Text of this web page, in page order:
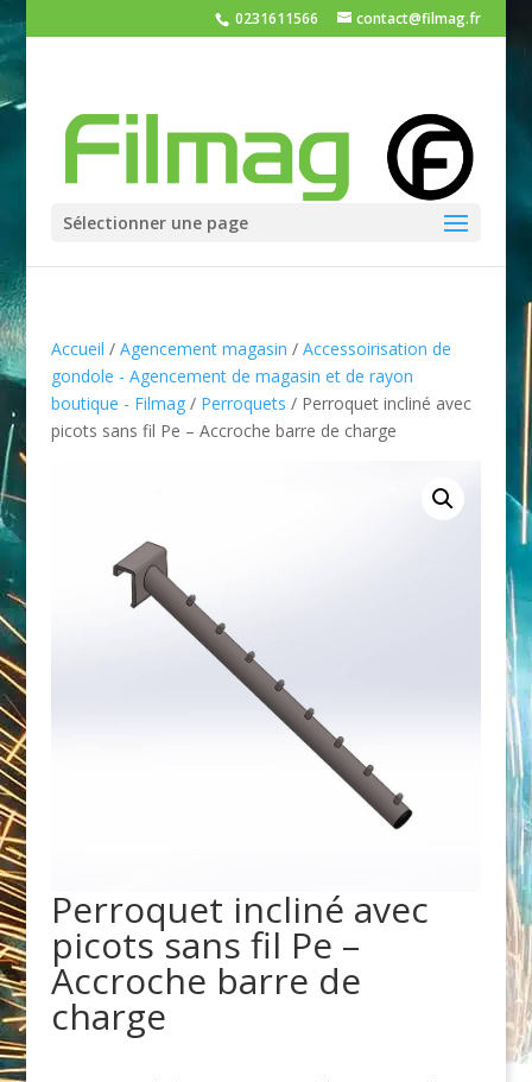
0231611566 contact@filmag.fr
Sélectionner une page
Accueil / Agencement magasin / Accessoirisation de
gondole - Agencement de magasin et de rayon
boutique - Filmag/ Perroquets / Perroquet incliné avec
picots sans fil Pe – Accroche barre de charge
Perroquet incliné avec
picots sans fil Pe –
Accroche barre de
charge